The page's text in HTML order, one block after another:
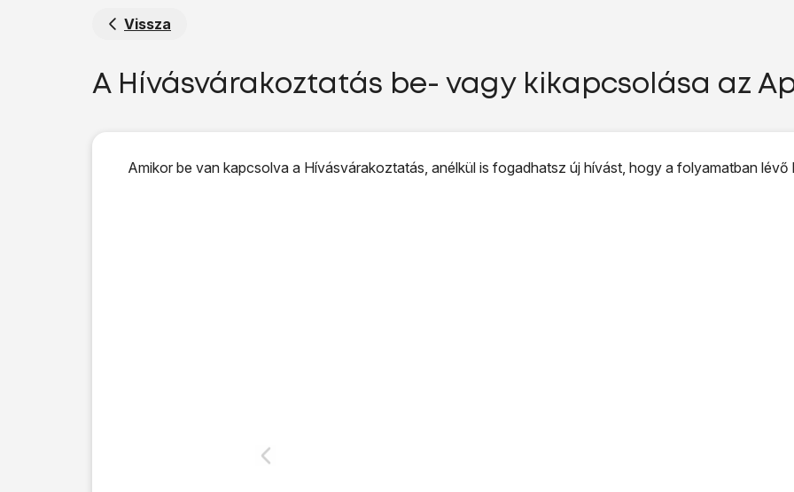
Vissza
A Hívásvárakoztatás be- vagy kikapcsolása az
Amikor be van kapcsolva a Hívásvárakoztatás, anélkül is fogadhatsz új hívást, hogy a folyamatban lévő